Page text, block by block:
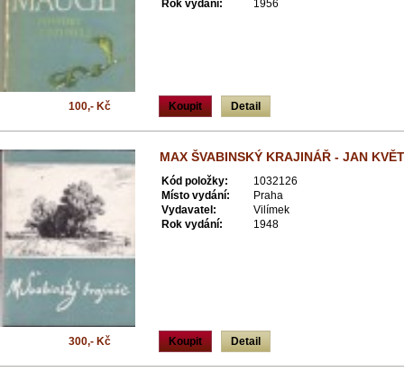
Rok vydání: 1956
Koupit Detail
100,- Kč
MAX ŠVABINSKÝ KRAJINÁŘ - JAN KVĚT
Kód položky:
1032126
Místo vydání:
Praha
Vydavatel:
Vilímek
Rok vydání:
1948
Koupit Detail
300,- Kč